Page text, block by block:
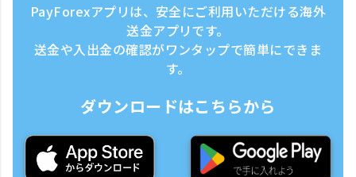
PayForexアプリは、安全にご利用いただける海外
送金アプリです。
送金や入出金の確認がワンタップで簡単にできま
す。
ダウンロードはこちらから